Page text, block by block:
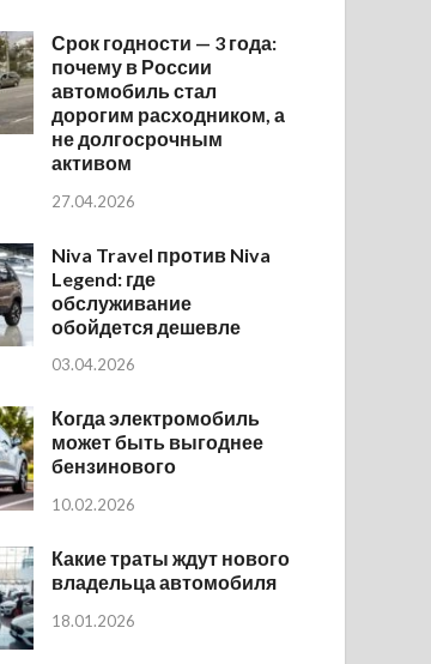
Срок годности — 3 года:
почему в России
автомобиль стал
дорогим расходником, а
не долгосрочным
активом
27.04.2026
Niva Travel против Niva
Legend: где
обслуживание
обойдется дешевле
03.04.2026
Когда электромобиль
может быть выгоднее
бензинового
10.02.2026
Какие траты ждут нового
владельца автомобиля
18.01.2026